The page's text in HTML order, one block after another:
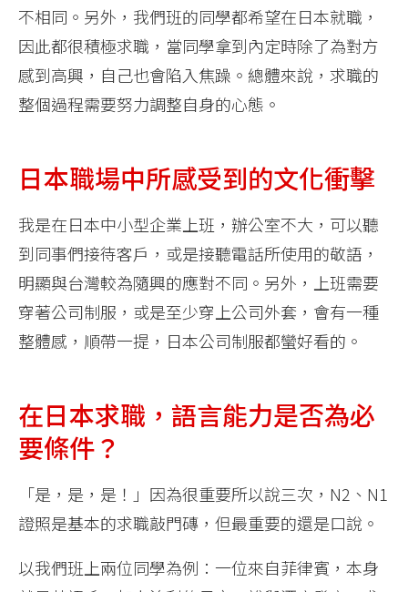
不相同。另外，我們班的同學都希望在日本就職，
因此都很積極求職，當同學拿到內定時除了為對方
感到高興，自己也會陷入焦躁。總體來說，求職的
整個過程需要努力調整自身的心態。
日本職場中所感受到的文化衝擊
我是在日本中小型企業上班，辦公室不大，可以聽
到同事們接待客戶，或是接聽電話所使用的敬語，
明顯與台灣較為隨興的應對不同。另外，上班需要
穿著公司制服，或是至少穿上公司外套，會有一種
整體感，順帶一提，日本公司制服都蠻好看的。
在日本求職，語言能力是否為必
要條件？
「是，是，是！」因為很重要所以說三次，N2、N1
證照是基本的求職敲門磚，但最重要的還是口說。
以我們班上兩位同學為例：一位來自菲律賓，本身